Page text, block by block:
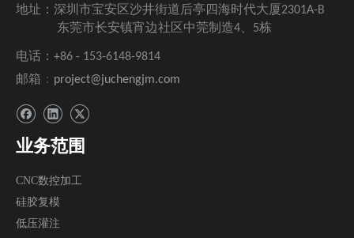
地址：深圳市宝安区沙井街道后亭四海时代大厦2301A-B
东莞市长安镇宵边社区中莞制造4、5栋
电话：+86 - 153-6148-9814
邮箱 ： project@juchengjm.com
业务范围
CNC数控加工
硅胶复模
低压灌注